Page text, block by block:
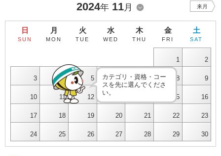
2024年 11月 来月
日
SUN
月
MON
火
TUE
水
WED
木
THU
金
FRI
土
SAT
1 2
3 4 5 6 7 8 9
10 11 12 15 16
17 18 19 20 21 22 23
24 25 26 27 28 29 30
カテゴリ・資格・コー
スを先に選んでくださ
い。